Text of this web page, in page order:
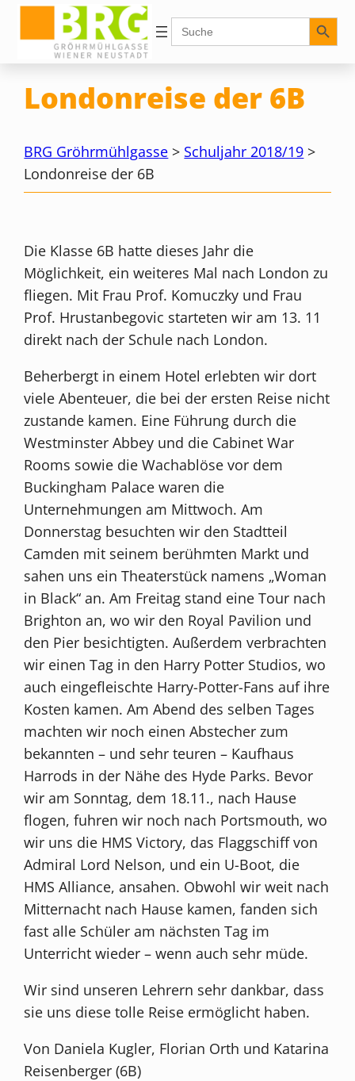
Inhalt
springen
Search
for:
Search Button
Londonreise der 6B
BRG Gröhrmühlgasse > Schuljahr 2018/19 >
Londonreise der 6B
Die Klasse 6B hatte dieses Jahr die
Möglichkeit, ein weiteres Mal nach London zu
fliegen. Mit Frau Prof. Komuczky und Frau
Prof. Hrustanbegovic starteten wir am 13. 11
direkt nach der Schule nach London.
Beherbergt in einem Hotel erlebten wir dort
viele Abenteuer, die bei der ersten Reise nicht
zustande kamen. Eine Führung durch die
Westminster Abbey und die Cabinet War
Rooms sowie die Wachablöse vor dem
Buckingham Palace waren die
Unternehmungen am Mittwoch. Am
Donnerstag besuchten wir den Stadtteil
Camden mit seinem berühmten Markt und
sahen uns ein Theaterstück namens „Woman
in Black“ an. Am Freitag stand eine Tour nach
Brighton an, wo wir den Royal Pavilion und
den Pier besichtigten. Außerdem verbrachten
wir einen Tag in den Harry Potter Studios, wo
auch eingefleischte Harry-Potter-Fans auf ihre
Kosten kamen. Am Abend des selben Tages
machten wir noch einen Abstecher zum
bekannten – und sehr teuren – Kaufhaus
Harrods in der Nähe des Hyde Parks. Bevor
wir am Sonntag, dem 18.11., nach Hause
flogen, fuhren wir noch nach Portsmouth, wo
wir uns die HMS Victory, das Flaggschiff von
Admiral Lord Nelson, und ein U-Boot, die
HMS Alliance, ansahen. Obwohl wir weit nach
Mitternacht nach Hause kamen, fanden sich
fast alle Schüler am nächsten Tag im
Unterricht wieder – wenn auch sehr müde.
Wir sind unseren Lehrern sehr dankbar, dass
sie uns diese tolle Reise ermöglicht haben.
Von Daniela Kugler, Florian Orth und Katarina
Reisenberger (6B)